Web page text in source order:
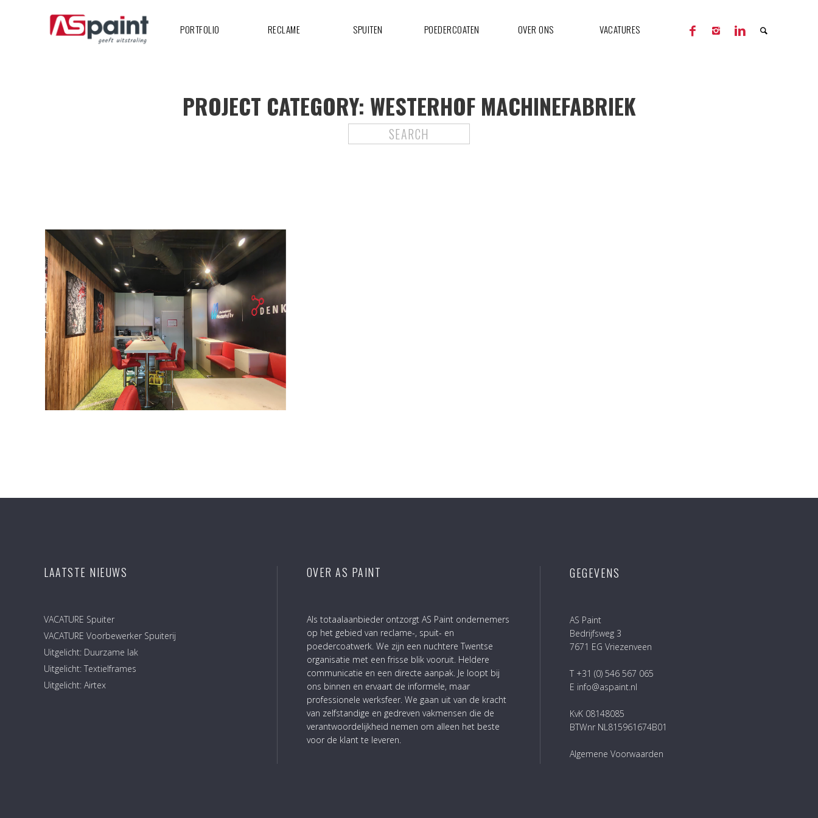
PORTFOLIO RECLAME SPUITEN POEDERCOATEN OVER ONS VACATURES
PROJECT CATEGORY: WESTERHOF MACHINEFABRIEK
LAATSTE NIEUWS
VACATURE Spuiter
VACATURE Voorbewerker Spuiterij
Uitgelicht: Duurzame lak
Uitgelicht: Textielframes
Uitgelicht: Airtex
OVER AS PAINT
Als totaalaanbieder ontzorgt AS Paint ondernemers
op het gebied van reclame-, spuit- en
poedercoatwerk. We zijn een nuchtere Twentse
organisatie met een frisse blik vooruit. Heldere
communicatie en een directe aanpak. Je loopt bij
ons binnen en ervaart de informele, maar
professionele werksfeer. We gaan uit van de kracht
van zelfstandige en gedreven vakmensen die de
verantwoordelijkheid nemen om alleen het beste
voor de klant te leveren.
GEGEVENS
AS Paint
Bedrijfsweg 3
7671 EG Vriezenveen
T +31 (0) 546 567 065
E info@aspaint.nl
KvK 08148085
BTWnr NL815961674B01
Algemene Voorwaarden